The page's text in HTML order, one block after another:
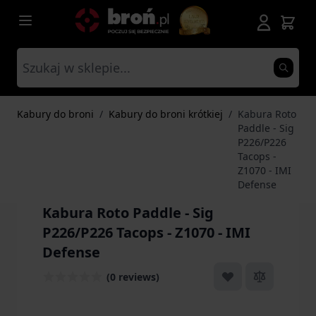
Przejdź do treści
Kabury do broni / Kabury do broni krótkiej / Kabura Roto
Paddle - Sig
P226/P226
Tacops -
Z1070 - IMI
Defense
Kabura Roto Paddle - Sig
P226/P226 Tacops - Z1070 - IMI
Defense
(0 reviews)